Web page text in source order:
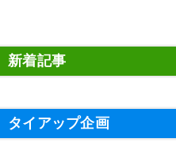
新着記事
タイアップ企画